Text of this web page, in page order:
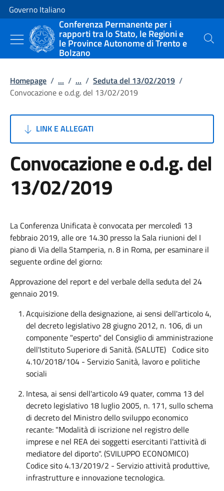
Vai al contenuto
Vai alla navigazione del sito
Governo Italiano
Conferenza Permanente per i
rapporti tra lo Stato, le Regioni e
le Province Autonome di Trento e
Bolzano
Cerca
Homepage / ... / ... / Seduta del 13/02/2019 /
Convocazione e o.d.g. del 13/02/2019
LINK E ALLEGATI
Convocazione e o.d.g. del
13/02/2019
La Conferenza Unificata è convocata per mercoledì 13
febbraio 2019, alle ore 14.30 presso la Sala riunioni del I
piano di Via della Stamperia, n. 8 in Roma, per esaminare il
seguente ordine del giorno:
Approvazione del report e del verbale della seduta del 24
gennaio 2019.
Acquisizione della designazione, ai sensi dell'articolo 4,
del decreto legislativo 28 giugno 2012, n. 106, di un
componente "esperto" del Consiglio di amministrazione
dell'Istituto Superiore di Sanità. (SALUTE) Codice sito
4.10/2018/104 - Servizio Sanità, lavoro e politiche
sociali
Intesa, ai sensi dell'articolo 49 quater, comma 13 del
decreto legislativo 18 luglio 2005, n. 171, sullo schema
di decreto del Ministro dello sviluppo economico
recante: "Modalità di iscrizione nel registro delle
imprese e nel REA dei soggetti esercitanti l'attività di
mediatore del diporto". (SVILUPPO ECONOMICO)
Codice sito 4.13/2019/2 - Servizio attività produttive,
infrastrutture e innovazione tecnologica.